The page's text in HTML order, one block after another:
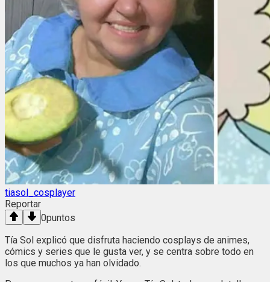
tiasol_cosplayer
Reportar
0puntos
Tía Sol explicó que disfruta haciendo cosplays de animes,
cómics y series que le gusta ver, y se centra sobre todo en
los que muchos ya han olvidado.